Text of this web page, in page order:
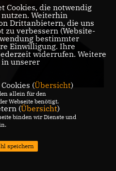
Cookies, die notwendig
Weiterhin
Drittanbietern, die uns
zu verbessern (Website-
bestimmter
Einwilligung. Ihre
widerrufen. Weitere
unserer
(Übersicht)
allein für den
Webseite benötigt.
(Übersicht)
binden wir Dienste und
speichern